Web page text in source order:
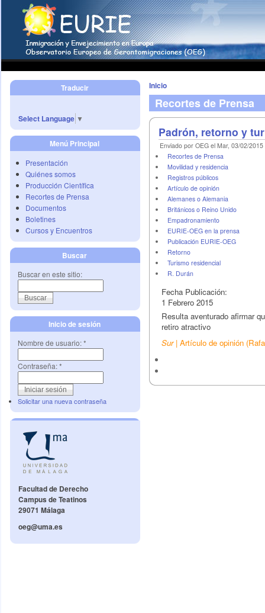
Traducir
Select Language ▼
Menú Principal
Presentación
Quiénes somos
Producción Científica
Recortes de Prensa
Documentos
Boletines
Cursos y Encuentros
Buscar
Buscar en este sitio:
Inicio de sesión
Nombre de usuario:*
Contraseña:*
Solicitar una nueva contraseña
Facultad de Derecho
Campus de Teatinos
29071 Málaga
oeg@uma.es
Inicio
Recortes de Prensa
Padrón, retorno y
Enviado por OEG el Mar, 03/02/
Recortes de Prensa
Movilidad y residencia
Registros públicos
Artículo de opinión
Alemanes o Alemania
Británicos o Reino Unido
Empadronamiento
EURIE-OEG en la prensa
Publicación EURIE-OEG
Retorno
Turismo residencial
R. Durán
Fecha Publicación:
1 Febrero 2015
Resulta aventurado afirmar
retiro atractivo
Sur | Artículo de opinión